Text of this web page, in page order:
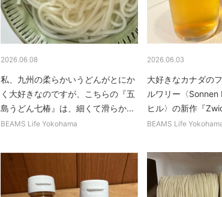
2026.06.08
私、九州の柔らかいうどんがとにか
く大好きなのですが、こちらの『五
島うどん七椿』は、細くて滑らか...
BEAMS Life Yokohama
2026.06.03
大好きなカナダの
ルワリー〈Sonnen
ヒル〉の新作『
BEAMS Life